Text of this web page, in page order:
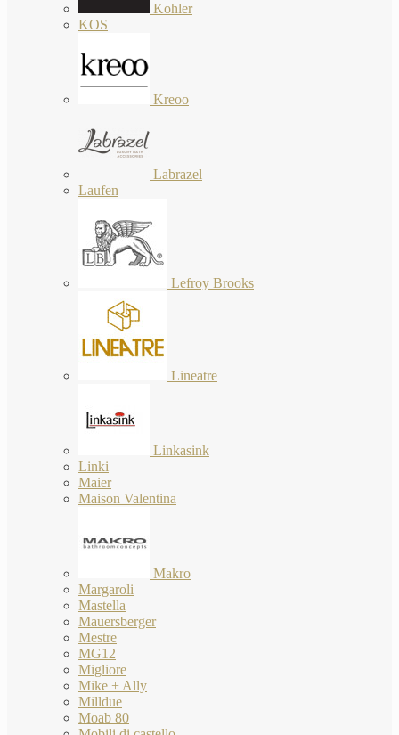
Kohler
KOS
Kreoo
Labrazel
Laufen
Lefroy Brooks
Lineatre
Linkasink
Linki
Maier
Maison Valentina
Makro
Margaroli
Mastella
Mauersberger
Mestre
MG12
Migliore
Mike + Ally
Milldue
Moab 80